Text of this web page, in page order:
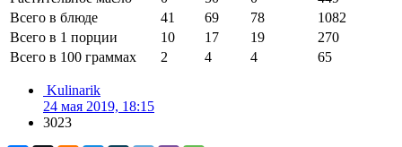
Всего в блюде
41 69 78
1082
Всего в 1 порции
10 17 19
270
Всего в 100 граммах
2 4 4 65
Kulinarik
24 мая 2019, 18:15
3023